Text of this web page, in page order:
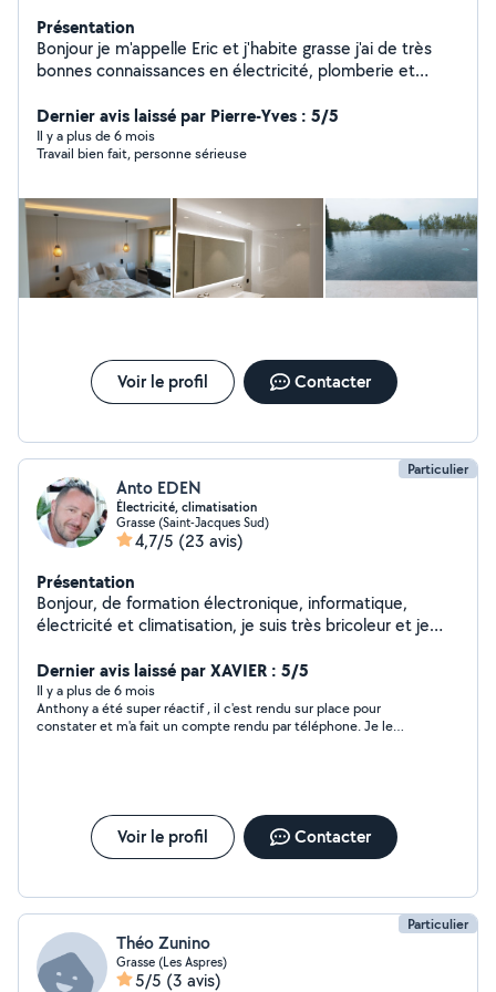
Présentation
Bonjour je m'appelle Eric et j'habite grasse j'ai de très
bonnes connaissances en électricité, plomberie et
Dernier avis laissé par Pierre-Yves : 5/5
Il y a plus de 6 mois
Travail bien fait, personne sérieuse
Voir le profil Contacter
Particulier
Anto EDEN
Électricité, climatisation
Grasse (Saint-Jacques Sud)
4,7/5 (23 avis)
Présentation
Bonjour, de formation électronique, informatique,
électricité et climatisation, je suis très bricoleur et je
Dernier avis laissé par XAVIER : 5/5
Il y a plus de 6 mois
Anthony a été super réactif , il c'est rendu sur place pour
constater et m'a fait un compte rendu par téléphone. Je le
Voir le profil Contacter
Particulier
Théo Zunino
Grasse (Les Aspres)
5/5 (3 avis)